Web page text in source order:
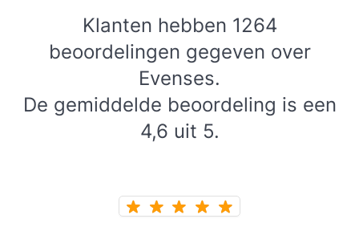
Klanten hebben 1264
beoordelingen gegeven over
Evenses.
De gemiddelde beoordeling is een
4,6 uit 5.